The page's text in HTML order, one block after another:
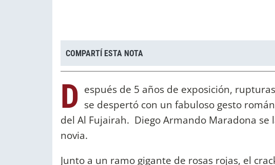
COMPARTÍ ESTA NOTA
D espués de 5 años de exposición,
se despertó con un fabuloso gesto
del Al Fujairah. Diego Armando Maradona se
novia.
Junto a un ramo gigante de rosas rojas, el